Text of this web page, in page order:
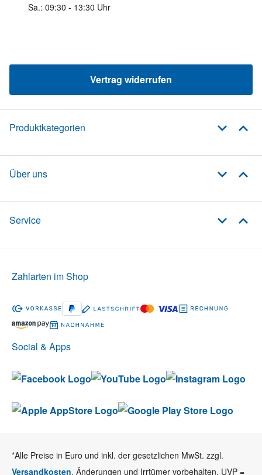
Sa.: 09:30 - 13:30 Uhr
Vertrag widerrufen
Produktkategorien
Über uns
Service
Social & Apps
Zahlarten im Shop
*Alle Preise in Euro und inkl. der gesetzlichen MwSt. zzgl.
Versandkosten. Änderungen und Irrtümer vorbehalten. UVP =